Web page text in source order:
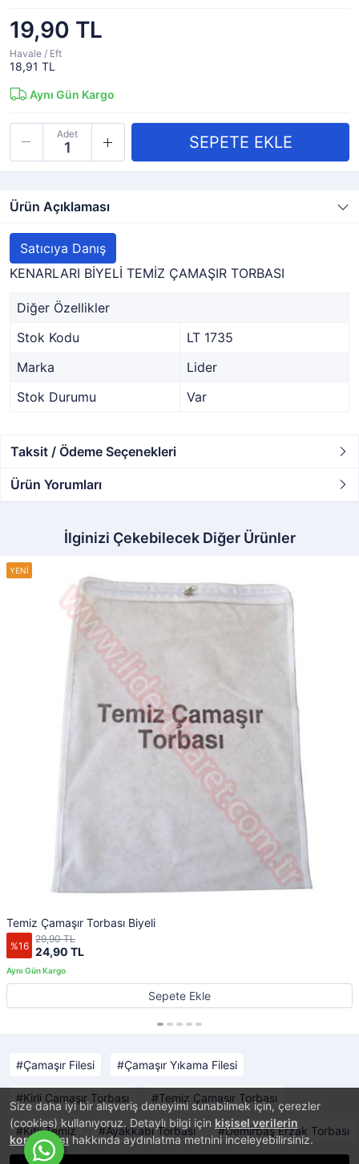
Size daha iyi bir alışveriş deneyimi sunabilmek için, çerezler
(cookies) kullanıyoruz. Detaylı bilgi için kişisel verilerin
korunmasıhakkında aydınlatma metnini inceleyebilirsiniz.
19,90 TL
Havale / Eft
18,91 TL
Aynı Gün Kargo
Adet
Ürün Açıklaması
Satıcıya Danış
KENARLARI BİYELİ TEMİZ ÇAMAŞIR TORBASI
Diğer Özellikler
Stok Kodu
LT 1735
Marka
Lider
Stok Durumu
Var
Taksit / Ödeme Seçenekleri
Ürün Yorumları
İlginizi Çekebilecek Diğer Ürünler
Temiz Çamaşır Torbası Biyeli
%16 24,90 TL
29,90 TL
Sepete Ekle
Çamaşır Filesi Çamaşır Yıkama Filesi
Kirli Çamaşır Torbası Temiz Çamaşır Torbası
Kitli Temiz Ayakkabı Torbası Demirbaş Erzak Torbası